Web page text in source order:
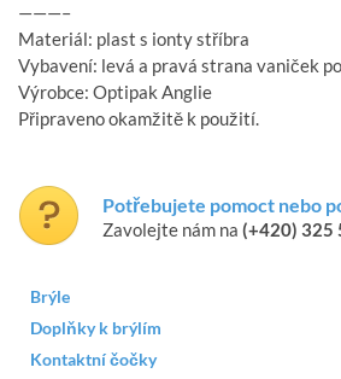
———–
Materiál: plast s ionty stříbra
Vybavení: levá a pravá strana vaniček
Výrobce: Optipak Anglie
Připraveno okamžitě k použití.
Potřebujete pomoct nebo
Zavolejte nám na (+420) 325
Brýle
Doplňky k brýlím
Kontaktní čočky